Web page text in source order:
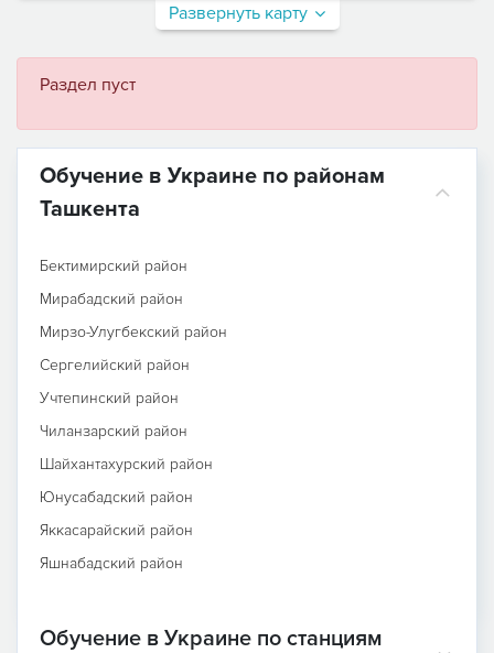
Развернуть карту
Раздел пуст
Обучение в Украине по районам
Ташкента
Бектимирский район
Мирабадский район
Мирзо-Улугбекский район
Сергелийский район
Учтепинский район
Чиланзарский район
Шайхантахурский район
Юнусабадский район
Яккасарайский район
Яшнабадский район
Обучение в Украине по станциям